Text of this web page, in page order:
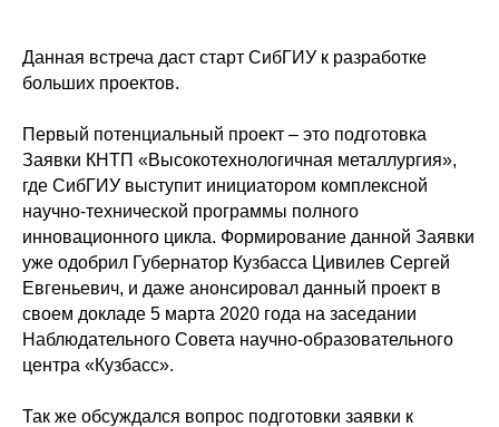
Данная встреча даст старт СибГИУ к разработке
больших проектов.
Первый потенциальный проект – это подготовка
Заявки КНТП «Высокотехнологичная металлургия»,
где СибГИУ выступит инициатором комплексной
научно-технической программы полного
инновационного цикла. Формирование данной Заявки
уже одобрил Губернатор Кузбасса Цивилев Сергей
Евгеньевич, и даже анонсировал данный проект в
своем докладе 5 марта 2020 года на заседании
Наблюдательного Совета научно-образовательного
центра «Кузбасс».
Так же обсуждался вопрос подготовки заявки к